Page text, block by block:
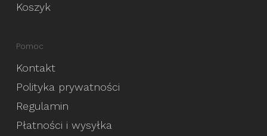
Koszyk
Pomoc
Kontakt
Polityka prywatności
Regulamin
Płatności i wysyłka